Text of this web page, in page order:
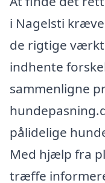
i Nagelsti
de rigtige
indhente
sammenligne
pålidelige
Med hjælp fra
træffe